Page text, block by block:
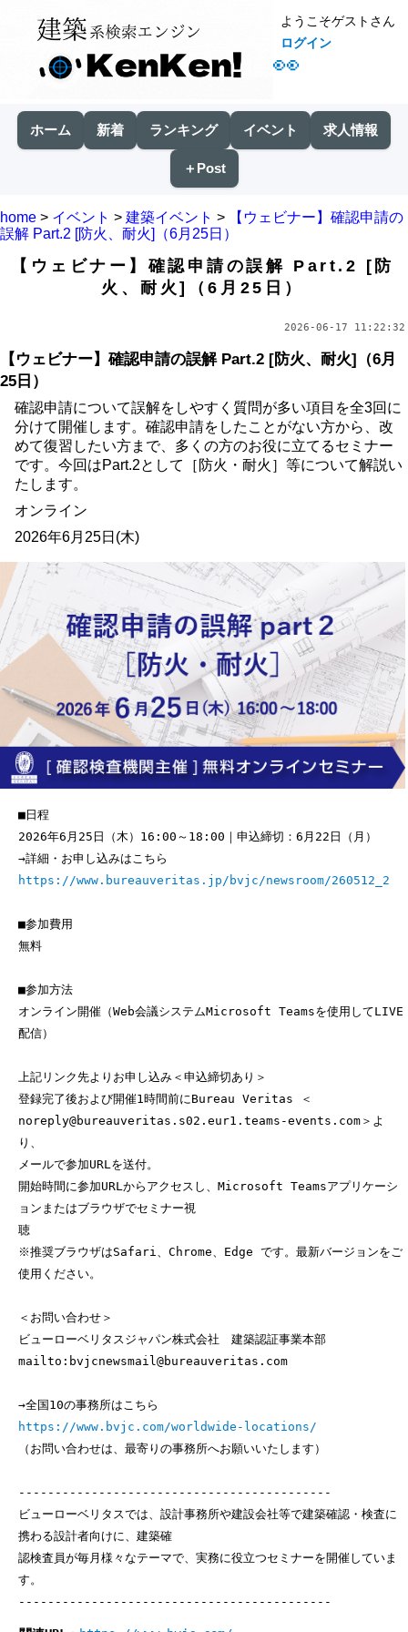
👀
ようこそゲストさん
ログイン
ホーム 新着 ランキング イベント 求人情報
＋Post
home > イベント > 建築イベント >
【ウェビナー】確認申請の
誤解 Part.2 [防火、耐火]（6月25日）
【ウェビナー】確認申請の誤解 Part.2 [防
火、耐火]（6月25日）
2026-06-17 11:22:32
【ウェビナー】確認申請の誤解 Part.2 [防火、耐火]（6月
25日）
確認申請について誤解をしやすく質問が多い項目を全3回に
分けて開催します。確認申請をしたことがない方から、改
めて復習したい方まで、多くの方のお役に立てるセミナー
です。今回はPart.2として［防火・耐火］等について解説い
たします。
オンライン
2026年6月25日(木)
■日程
2026年6月25日（木）16:00～18:00｜申込締切：6月22日（月）
→詳細・お申し込みはこちら
https://www.bureauveritas.jp/bvjc/newsroom/260512_2
■参加費用
無料
■参加方法
オンライン開催（Web会議システムMicrosoft Teamsを使用してLIVE
配信）
上記リンク先よりお申し込み＜申込締切あり＞
登録完了後および開催1時間前にBureau Veritas ＜
noreply@bureauveritas.s02.eur1.teams-events.com＞よ
り、
メールで参加URLを送付。
開始時間に参加URLからアクセスし、Microsoft Teamsアプリケーシ
ョンまたはブラウザでセミナー視
聴
※推奨ブラウザはSafari、Chrome、Edge です。最新バージョンをご
使用ください。
＜お問い合わせ＞
ビューローベリタスジャパン株式会社 建築認証事業本部
mailto:bvjcnewsmail@bureauveritas.com
→全国10の事務所はこちら
https://www.bvjc.com/worldwide-locations/
（お問い合わせは、最寄りの事務所へお願いいたします）
-------------------------------------------
ビューローベリタスでは、設計事務所や建設会社等で建築確認・検査に
携わる設計者向けに、建築確
認検査員が毎月様々なテーマで、実務に役立つセミナーを開催していま
す。
-------------------------------------------